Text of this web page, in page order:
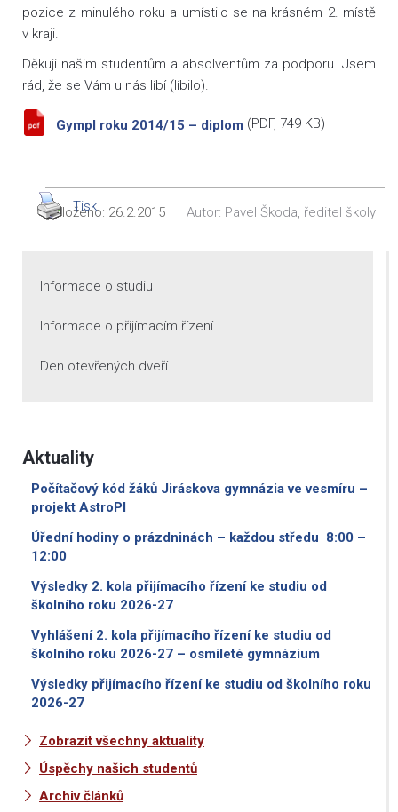
pozice z minulého roku a umístilo se na krásném 2. místě
v kraji.
Děkuji našim studentům a absolventům za podporu. Jsem
rád, že se Vám u nás líbí (líbilo).
Gympl roku 2014/15 – diplom (PDF, 749 KB)
Tisk
Vloženo: 26.2.2015 Autor: Pavel Škoda, ředitel školy
Informace o studiu
Informace o přijímacím řízení
Den otevřených dveří
Aktuality
Počítačový kód žáků Jiráskova gymnázia ve vesmíru –
projekt AstroPI
Úřední hodiny o prázdninách – každou středu 8:00 –
12:00
Výsledky 2. kola přijímacího řízení ke studiu od
školního roku 2026-27
Vyhlášení 2. kola přijímacího řízení ke studiu od
školního roku 2026-27 – osmileté gymnázium
Výsledky přijímacího řízení ke studiu od školního roku
2026-27
Zobrazit všechny aktuality
Úspěchy našich studentů
Archiv článků